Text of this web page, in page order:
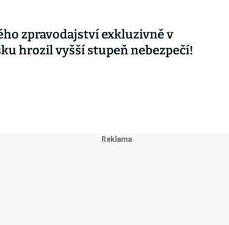
zpravodajství exkluzivně v
hrozil vyšší stupeň nebezpečí!